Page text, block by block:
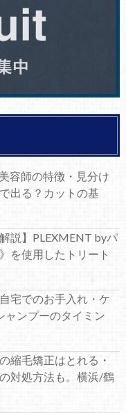
容師の特徴・見分け
出る？カットの基
説】PLEXMENT byパ
を使用したトリート
宅でのお手入れ・ケ
ャンプーのタイミン
縮毛矯正はとれる・
対処方法も。横浜/鶴